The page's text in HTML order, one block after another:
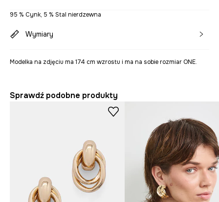
95 % Cynk, 5 % Stal nierdzewna
Wymiary
Modelka na zdjęciu ma 174 cm wzrostu i ma na sobie rozmiar ONE.
Sprawdź podobne produkty